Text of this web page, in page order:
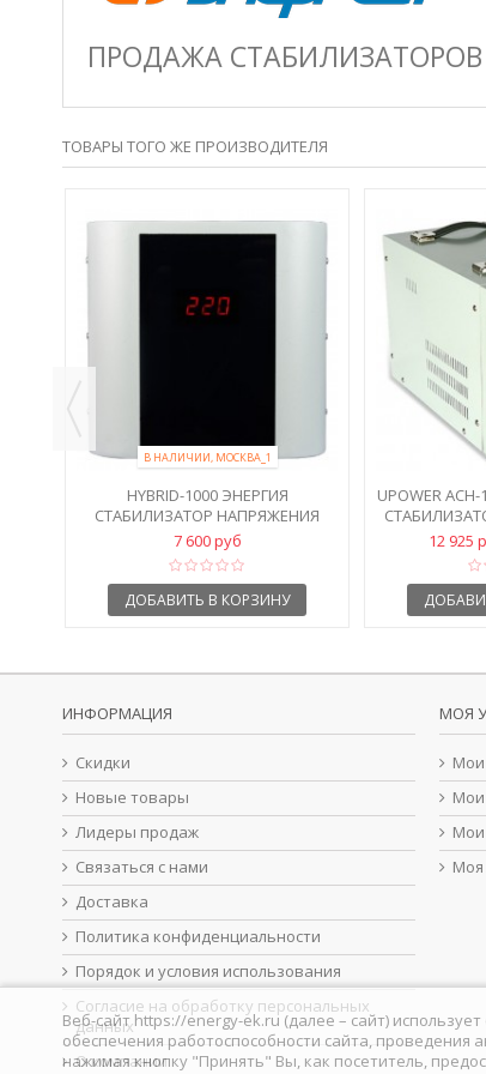
ПРОДАЖА СТАБИЛИЗАТОРОВ
ТОВАРЫ ТОГО ЖЕ ПРОИЗВОДИТЕЛЯ
В НАЛИЧИИ, МОСКВА_1
HYBRID-1000 ЭНЕРГИЯ
СТАБИЛИЗАТОР НАПРЯЖЕНИЯ
220В, НАВЕСНОЙ
7 600 руб
ДОБАВИТЬ В КОРЗИНУ
UPOWER
12 925
ИНФОРМАЦИЯ
Скидки
Новые товары
Лидеры продаж
Связаться с нами
Доставка
Политика конфиденциальности
Порядок и условия использования
Согласие на обработку персональных
данных
О компании
МОЯ
Мои
Мои
Мои
Моя
Веб-сайт https://energy-ek.ru (далее – сайт)
обеспечения работоспособности сайта, проведения
нажимая кнопку "Принять" Вы, как посетитель,